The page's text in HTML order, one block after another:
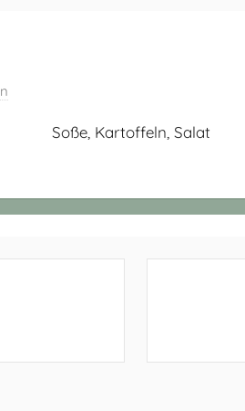
Soße, Kartoffeln, Salat